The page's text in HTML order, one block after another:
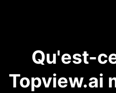
Qu'est-
Topview.ai